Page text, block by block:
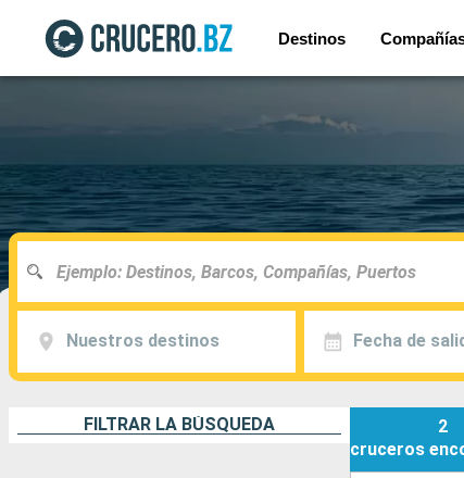
Destinos
Nuestros destinos Fecha de
FILTRAR LA BÚSQUEDA
2
cruceros